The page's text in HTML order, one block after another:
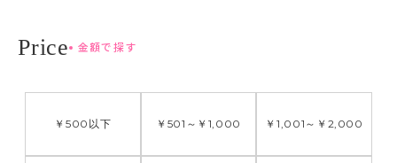
金額で探す
￥500 以下 ￥501 ～ ￥1,000 ￥1,001 ～ ￥2,000